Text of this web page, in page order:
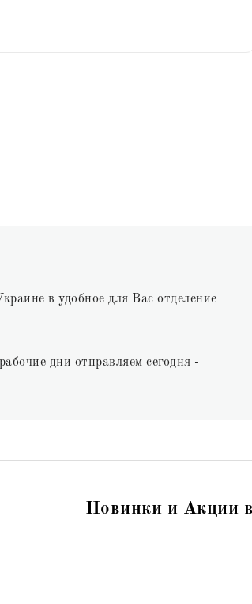
в удобное для Вас отделение
дни отправляем сегодня -
Новинки и Акции